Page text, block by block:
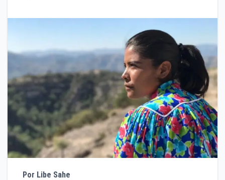
Por Libe Sahe